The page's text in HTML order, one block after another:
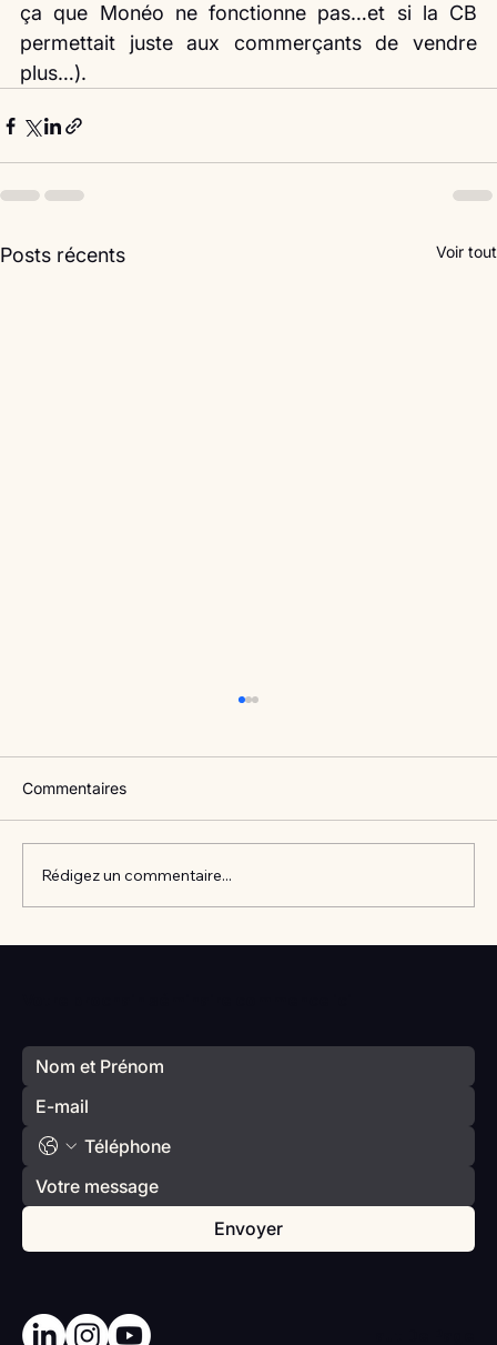
ça que Monéo ne fonctionne pas…et si la CB
permettait juste aux commerçants de vendre
plus…).
Posts récents Voir tout
Commentaires
Rédigez un commentaire...
Envoyer